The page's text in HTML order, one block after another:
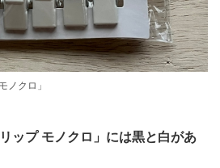
ノクロ」
ップ モノクロ」には黒と白があ